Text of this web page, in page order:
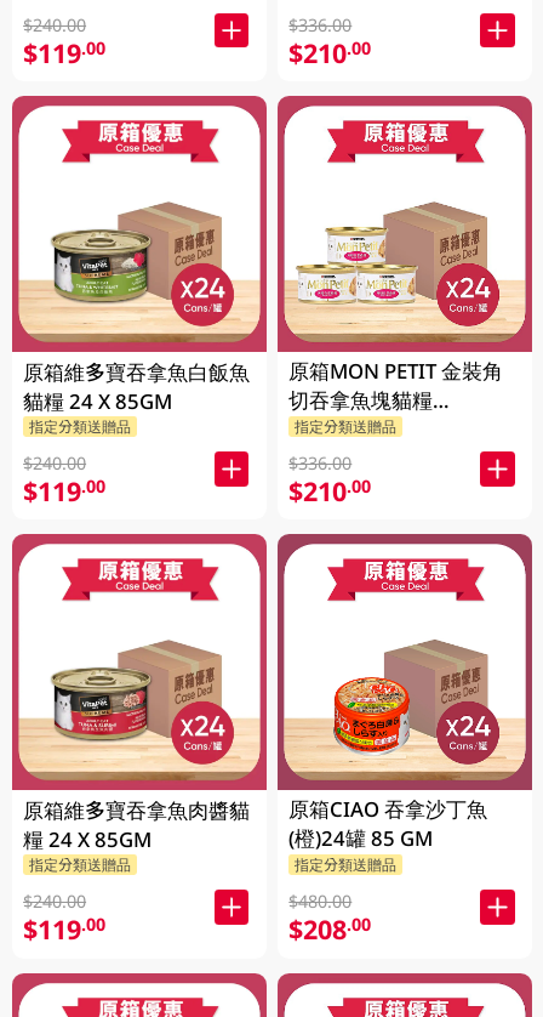
$240.00
$119.00
原箱維多寶吞拿魚白飯魚
貓糧 24 X 85GM
指定分類送贈品
$240.00
$119.00
原箱維多寶吞拿魚肉醬貓
糧 24 X 85GM
指定分類送贈品
$240.00
$119.00
$336.00
$210.00
原箱MON PETIT 金裝角
切吞拿魚塊貓糧
24X85GM
指定分類送贈品
$336.00
$210.00
原箱CIAO 吞拿沙丁魚
(橙)24罐 85 GM
指定分類送贈品
$480.00
$208.00